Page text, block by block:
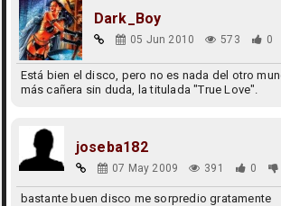
Dark_Boy
05 Jun 2010 573 0
Está bien el disco, pero no es nada del otro
más cañera sin duda, la titulada "True Love".
joseba182
07 May 2009 391 0
bastante buen disco me sorpredio gratamente